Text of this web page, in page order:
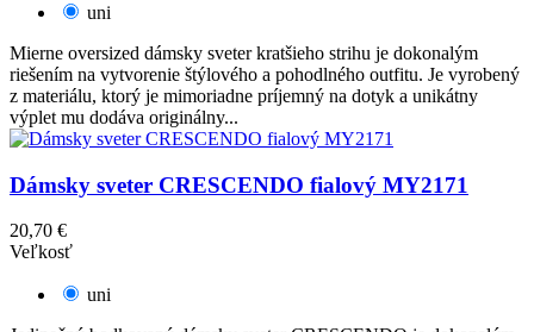
uni
Mierne oversized dámsky sveter kratšieho strihu je dokonalým
riešením na vytvorenie štýlového a pohodlného outfitu. Je vyrobený
z materiálu, ktorý je mimoriadne príjemný na dotyk a unikátny
výplet mu dodáva originálny...
Dámsky sveter CRESCENDO fialový MY2171
20,70 €
Veľkosť
uni